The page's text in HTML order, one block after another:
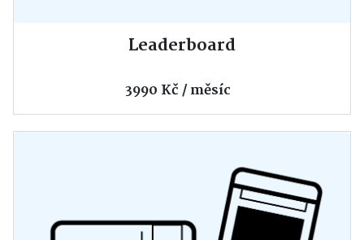
Leaderboard
3990 Kč / měsíc